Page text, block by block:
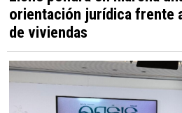
orientación jurídica frente
de viviendas